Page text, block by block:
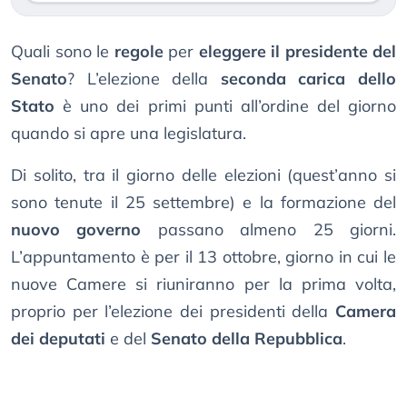
Quali sono le regoleper eleggere il presidente del
Senato? L’elezione della seconda carica dello
Stato è uno dei primi punti all’ordine del giorno
quando si apre una legislatura.
Di solito, tra il giorno delle elezioni (quest’anno si
sono tenute il 25 settembre) e la formazione del
nuovo governo passano almeno 25 giorni.
L’appuntamento è per il 13 ottobre, giorno in cui le
nuove Camere si riuniranno per la prima volta,
proprio per l’elezione dei presidenti della Camera
dei deputati e del Senato della Repubblica.